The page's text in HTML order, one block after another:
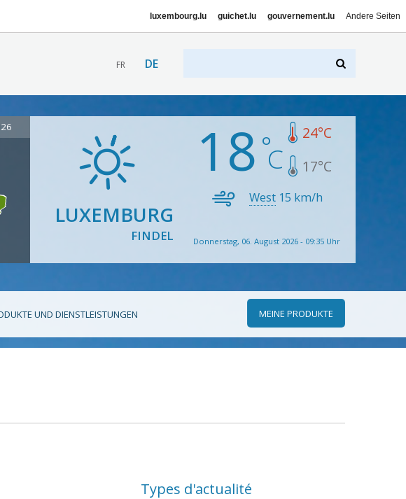
luxembourg.lu guichet.lu gouvernement.lu Andere Seiten
FR DE
LUXEMBURG
FINDEL
18 24°C
17°C
West 15 km/h
Donnerstag, 06. August 2026 - 09:35 Uhr
UND DIENSTLEISTUNGEN MEINE PRODUKTE
Types d'actualité